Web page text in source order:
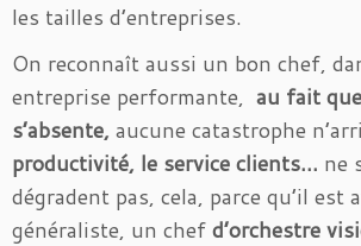
les tailles d’entreprises.
On reconnaît aussi un bon chef,
entreprise performante, au fait
s’absente, aucune catastrophe
productivité, le service clients… ne
dégradent pas, cela, parce qu’il est
généraliste, un chefd’orchestre